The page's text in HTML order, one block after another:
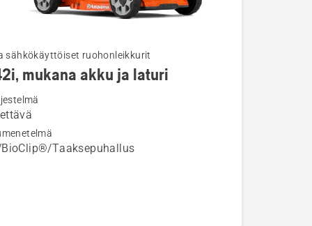
sähkökäyttöiset ruohonleikkurit
mukana akku ja laturi
BioClip®/Taaksepuhallus